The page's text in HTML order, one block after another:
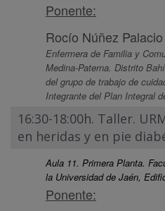
Ponente:
Rocío Núñez Palacio
Enfermera de Familia y
Medina-Paterna. Distrito
del grupo de trabajo de
Integrante del Plan Integral
16:30-18:00h. Taller.
en heridas y en pie
Aula 11. Primera Planta.
la Universidad de Jaén,
Ponente: